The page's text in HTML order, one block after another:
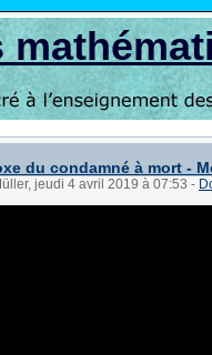
du condamné à mort -
jeudi 4 avril 2019 à 07:53 -